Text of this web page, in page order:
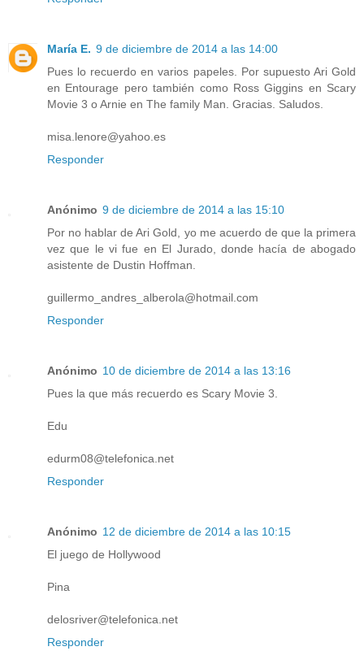
María E. 9 de diciembre de 2014 a las 14:00
Pues lo recuerdo en varios papeles. Por supuesto Ari Gold
en Entourage pero también como Ross Giggins en Scary
Movie 3 o Arnie en The family Man. Gracias. Saludos.
misa.lenore@yahoo.es
Responder
Anónimo 9 de diciembre de 2014 a las 15:10
Por no hablar de Ari Gold, yo me acuerdo de que la primera
vez que le vi fue en El Jurado, donde hacía de abogado
asistente de Dustin Hoffman.
guillermo_andres_alberola@hotmail.com
Responder
Anónimo 10 de diciembre de 2014 a las 13:16
Pues la que más recuerdo es Scary Movie 3.
Edu
edurm08@telefonica.net
Responder
Anónimo 12 de diciembre de 2014 a las 10:15
El juego de Hollywood
Pina
delosriver@telefonica.net
Responder